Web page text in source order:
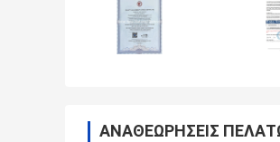
ΑΝΑΘΕΩΡΉΣΕΙΣ